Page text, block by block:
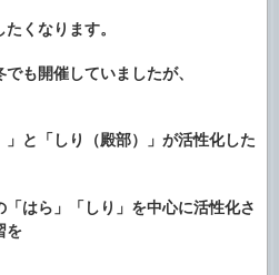
くなります。
も開催していましたが、
と「しり（殿部）」が活性化した
はら」「しり」を中心に活性化さ
を